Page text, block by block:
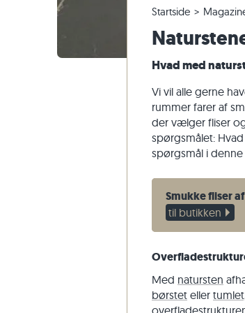
Antikke fliser
Vægbeklædning af natursten
Terrassefliser i kalksten
Terrassefliser i marmor
Terrassefliser i kvartsit
Polygonale terrassefliser
Ændring og annullering af ordrer
Forsendelse af prøver
Levering og transport
Levestile
Startside
Hvad med
Vi vil alle gerne
rummer farer af
der vælger fliser
spørgsmålet:
spørgsmål i denne
Smukke fliser
til butikken
Med natursten
børsteteller